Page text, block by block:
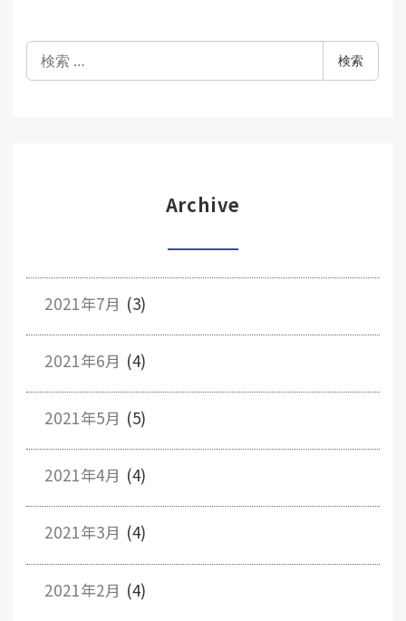
索
検索
Archive
2021年7月 (3)
2021年6月 (4)
2021年5月 (5)
2021年4月 (4)
2021年3月 (4)
2021年2月 (4)